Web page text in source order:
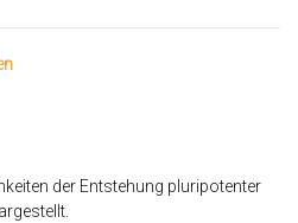
der Entstehung pluripotenter